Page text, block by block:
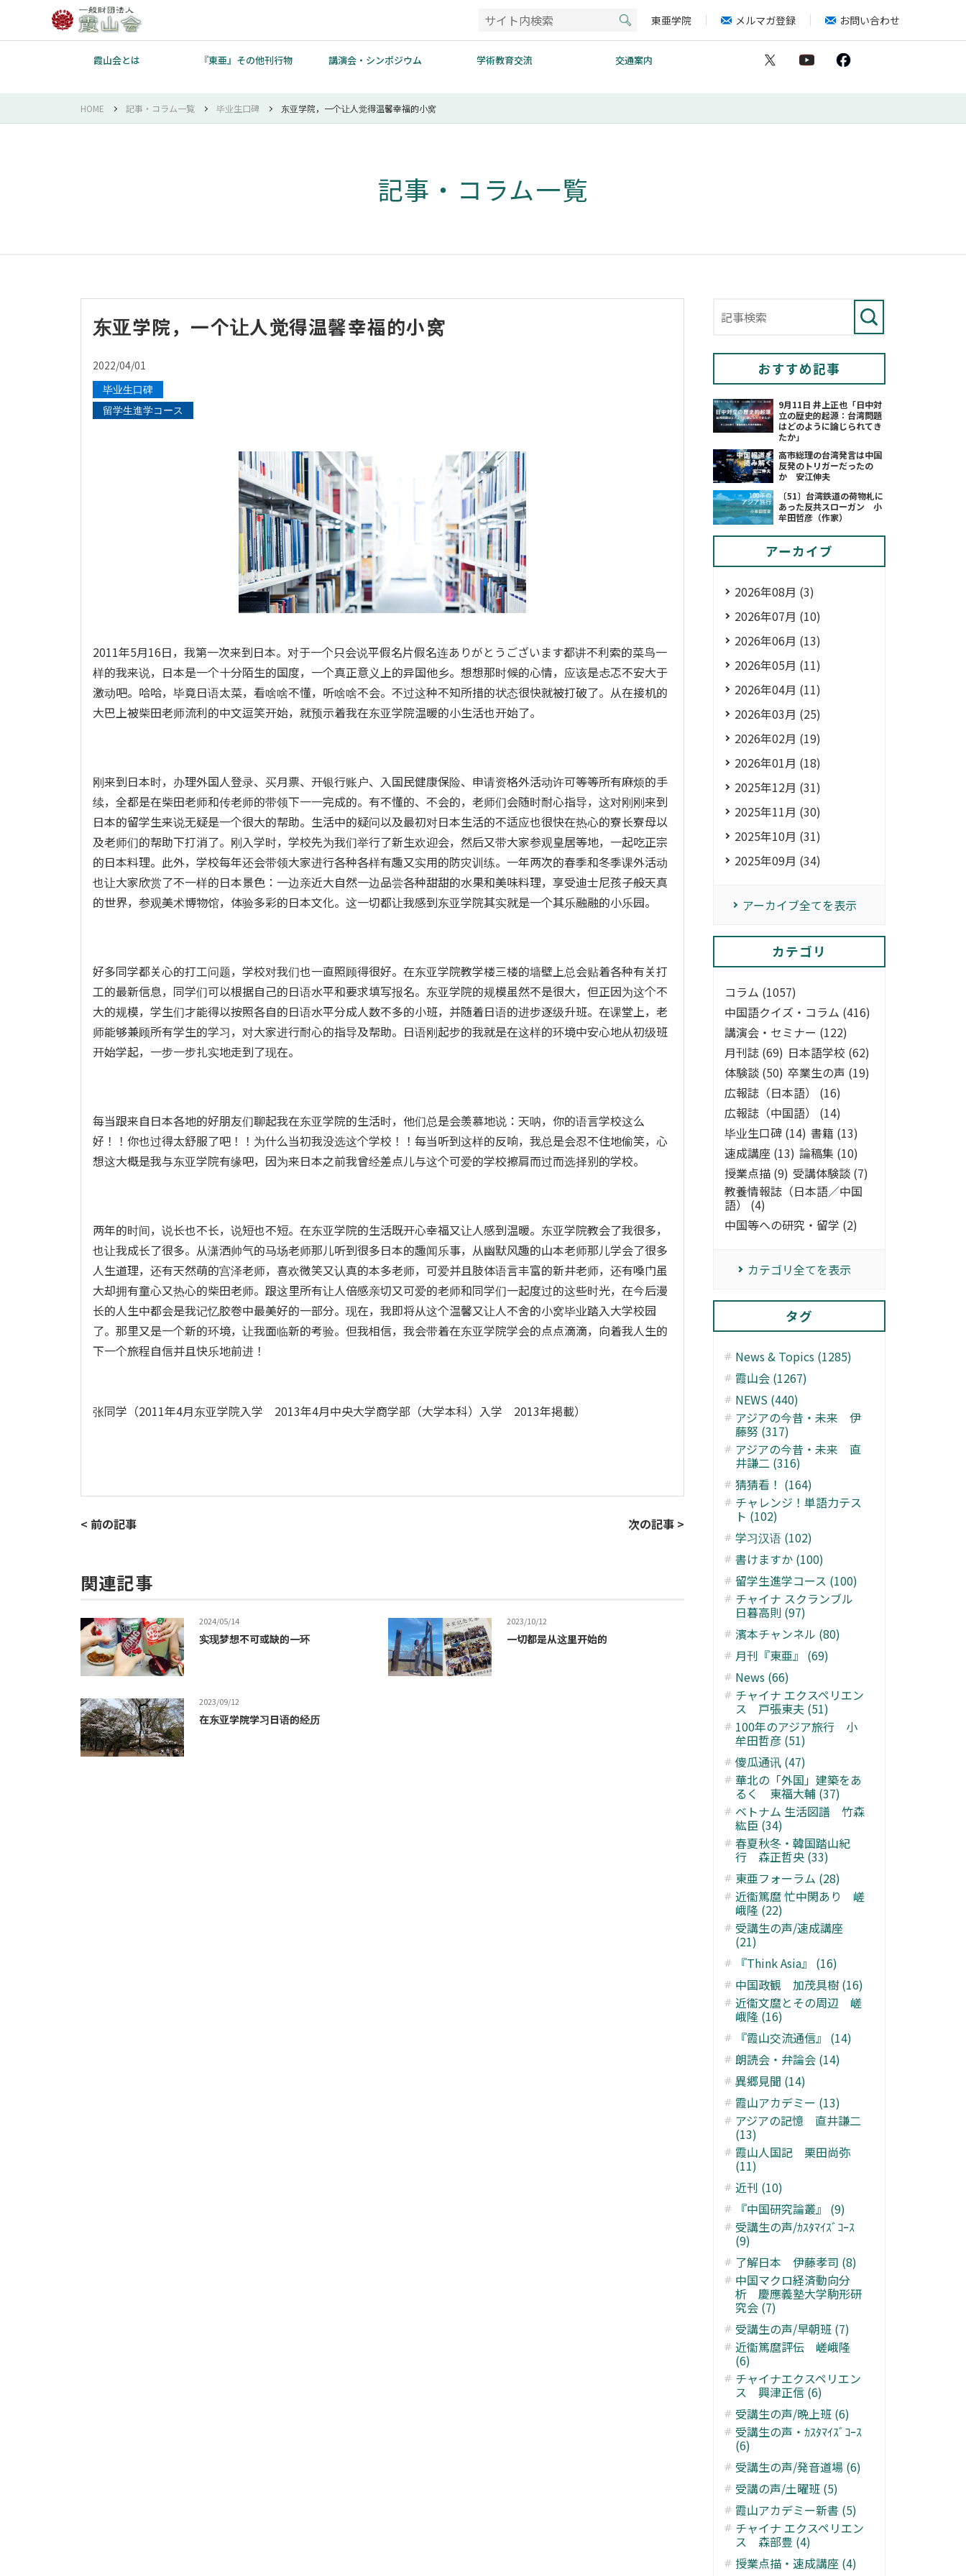
東亜学院 メルマガ登録 お問い合わせ
霞山会とは 『東亜』その他刊行物 講演会・シンポジウム 学術教育交流 交通案内
HOME 記事・コラム一覧 毕业生口碑 东亚学院，一个让人觉得温馨幸福的小窝
記事・コラム一覧
东亚学院，一个让人觉得温馨幸福的小窝
2022/04/01
毕业生口碑
留学生進学コース
2011年5月16日，我第一次来到日本。对于一个只会说平假名片假名连ありがとうございます都讲不利索的菜鸟一
样的我来说，日本是一个十分陌生的国度，一个真正意义上的异国他乡。想想那时候的心情，应该是忐忑不安大于
激动吧。哈哈，毕竟日语太菜，看啥啥不懂，听啥啥不会。不过这种不知所措的状态很快就被打破了。从在接机的
大巴上被柴田老师流利的中文逗笑开始，就预示着我在东亚学院温暖的小生活也开始了。
刚来到日本时，办理外国人登录、买月票、开银行账户、入国民健康保险、申请资格外活动许可等等所有麻烦的手
续，全都是在柴田老师和传老师的带领下一一完成的。有不懂的、不会的，老师们会随时耐心指导，这对刚刚来到
日本的留学生来说无疑是一个很大的帮助。生活中的疑问以及最初对日本生活的不适应也很快在热心的寮长寮母以
及老师们的帮助下打消了。刚入学时，学校先为我们举行了新生欢迎会，然后又带大家参观皇居等地，一起吃正宗
的日本料理。此外，学校每年还会带领大家进行各种各样有趣又实用的防灾训练。一年两次的春季和冬季课外活动
也让大家欣赏了不一样的日本景色：一边亲近大自然一边品尝各种甜甜的水果和美味料理，享受迪士尼孩子般天真
的世界，参观美术博物馆，体验多彩的日本文化。这一切都让我感到东亚学院其实就是一个其乐融融的小乐园。
好多同学都关心的打工问题，学校对我们也一直照顾得很好。在东亚学院教学楼三楼的墙壁上总会贴着各种有关打
工的最新信息，同学们可以根据自己的日语水平和要求填写报名。东亚学院的规模虽然不是很大，但正因为这个不
大的规模，学生们才能得以按照各自的日语水平分成人数不多的小班，并随着日语的进步逐级升班。在课堂上，老
师能够兼顾所有学生的学习，对大家进行耐心的指导及帮助。日语刚起步的我就是在这样的环境中安心地从初级班
开始学起，一步一步扎实地走到了现在。
每当跟来自日本各地的好朋友们聊起我在东亚学院的生活时，他们总是会羡慕地说：天呐，你的语言学校这么
好！！你也过得太舒服了吧！！为什么当初我没选这个学校！！每当听到这样的反响，我总是会忍不住地偷笑，心
想这大概是我与东亚学院有缘吧，因为来日本之前我曾经差点儿与这个可爱的学校擦肩而过而选择别的学校。
两年的时间，说长也不长，说短也不短。在东亚学院的生活既开心幸福又让人感到温暖。东亚学院教会了我很多，
也让我成长了很多。从潇洒帅气的马场老师那儿听到很多日本的趣闻乐事，从幽默风趣的山本老师那儿学会了很多
人生道理，还有天然萌的宫泽老师，喜欢微笑又认真的本多老师，可爱并且肢体语言丰富的新井老师，还有嗓门虽
大却拥有童心又热心的柴田老师。跟这里所有让人倍感亲切又可爱的老师和同学们一起度过的这些时光，在今后漫
长的人生中都会是我记忆胶卷中最美好的一部分。现在，我即将从这个温馨又让人不舍的小窝毕业踏入大学校园
了。那里又是一个新的环境，让我面临新的考验。但我相信，我会带着在东亚学院学会的点点滴滴，向着我人生的
下一个旅程自信并且快乐地前进！
张同学（2011年4月东亚学院入学 2013年4月中央大学商学部（大学本科）入学 2013年掲載）
< 前の記事 次の記事 >
関連記事
2024/05/14
实现梦想不可或缺的一环
2023/10/12
一切都是从这里开始的
2023/09/12
在东亚学院学习日语的经历
おすすめ記事
9月11日 井上正也「日中対
立の歴史的起源：台湾問題
はどのように論じられてき
たか」
高市総理の台湾発言は中国
反発のトリガーだったの
か 安江伸夫
〔51〕台湾鉄道の荷物札に
あった反共スローガン 小
牟田哲彦（作家）
アーカイブ
2026年08月 (3)
2026年07月 (10)
2026年06月 (13)
2026年05月 (11)
2026年04月 (11)
2026年03月 (25)
2026年02月 (19)
2026年01月 (18)
2025年12月 (31)
2025年11月 (30)
2025年10月 (31)
2025年09月 (34)
アーカイブ全てを表示
カテゴリ
コラム (1057)
中国語クイズ・コラム (416)
講演会・セミナー (122)
月刊誌 (69) 日本語学校 (62)
体験談 (50) 卒業生の声 (19)
広報誌（日本語） (16)
広報誌（中国語） (14)
毕业生口碑 (14) 書籍 (13)
速成講座 (13) 論稿集 (10)
授業点描 (9) 受講体験談 (7)
教養情報誌（日本語／中国
語） (4)
中国等への研究・留学 (2)
カテゴリ全てを表示
タグ
News & Topics (1285)
霞山会 (1267)
NEWS (440)
アジアの今昔・未来 伊
藤努 (317)
アジアの今昔・未来 直
井謙二 (316)
猜猜看！ (164)
チャレンジ！単語力テス
ト (102)
学习汉语 (102)
書けますか (100)
留学生進学コース (100)
チャイナ スクランブル
日暮高則 (97)
濱本チャンネル (80)
月刊『東亜』 (69)
News (66)
チャイナ エクスペリエン
ス 戸張東夫 (51)
100年のアジア旅行 小
牟田哲彦 (51)
傻瓜通讯 (47)
華北の「外国」建築をあ
るく 東福大輔 (37)
ベトナム 生活図譜 竹森
紘臣 (34)
春夏秋冬・韓国踏山紀
行 森正哲央 (33)
東亜フォーラム (28)
近衞篤麿 忙中閑あり 嵯
峨隆 (22)
受講生の声/速成講座
(21)
『Think Asia』 (16)
中国政観 加茂具樹 (16)
近衞文麿とその周辺 嵯
峨隆 (16)
『霞山交流通信』 (14)
朗読会・弁論会 (14)
異郷見聞 (14)
霞山アカデミー (13)
アジアの記憶 直井謙二
(13)
霞山人国記 栗田尚弥
(11)
近刊 (10)
『中国研究論叢』 (9)
受講生の声/ｶｽﾀﾏｲｽﾞｺｰｽ
(9)
了解日本 伊藤孝司 (8)
中国マクロ経済動向分
析 慶應義塾大学駒形研
究会 (7)
受講生の声/早朝班 (7)
近衞篤麿評伝 嵯峨隆
(6)
チャイナエクスペリエン
ス 興津正信 (6)
受講生の声/晩上班 (6)
受講生の声・ｶｽﾀﾏｲｽﾞｺｰｽ
(6)
受講生の声/発音道場 (6)
受講の声/土曜班 (5)
霞山アカデミー新書 (5)
チャイナ エクスペリエン
ス 森部豊 (4)
授業点描・速成講座 (4)